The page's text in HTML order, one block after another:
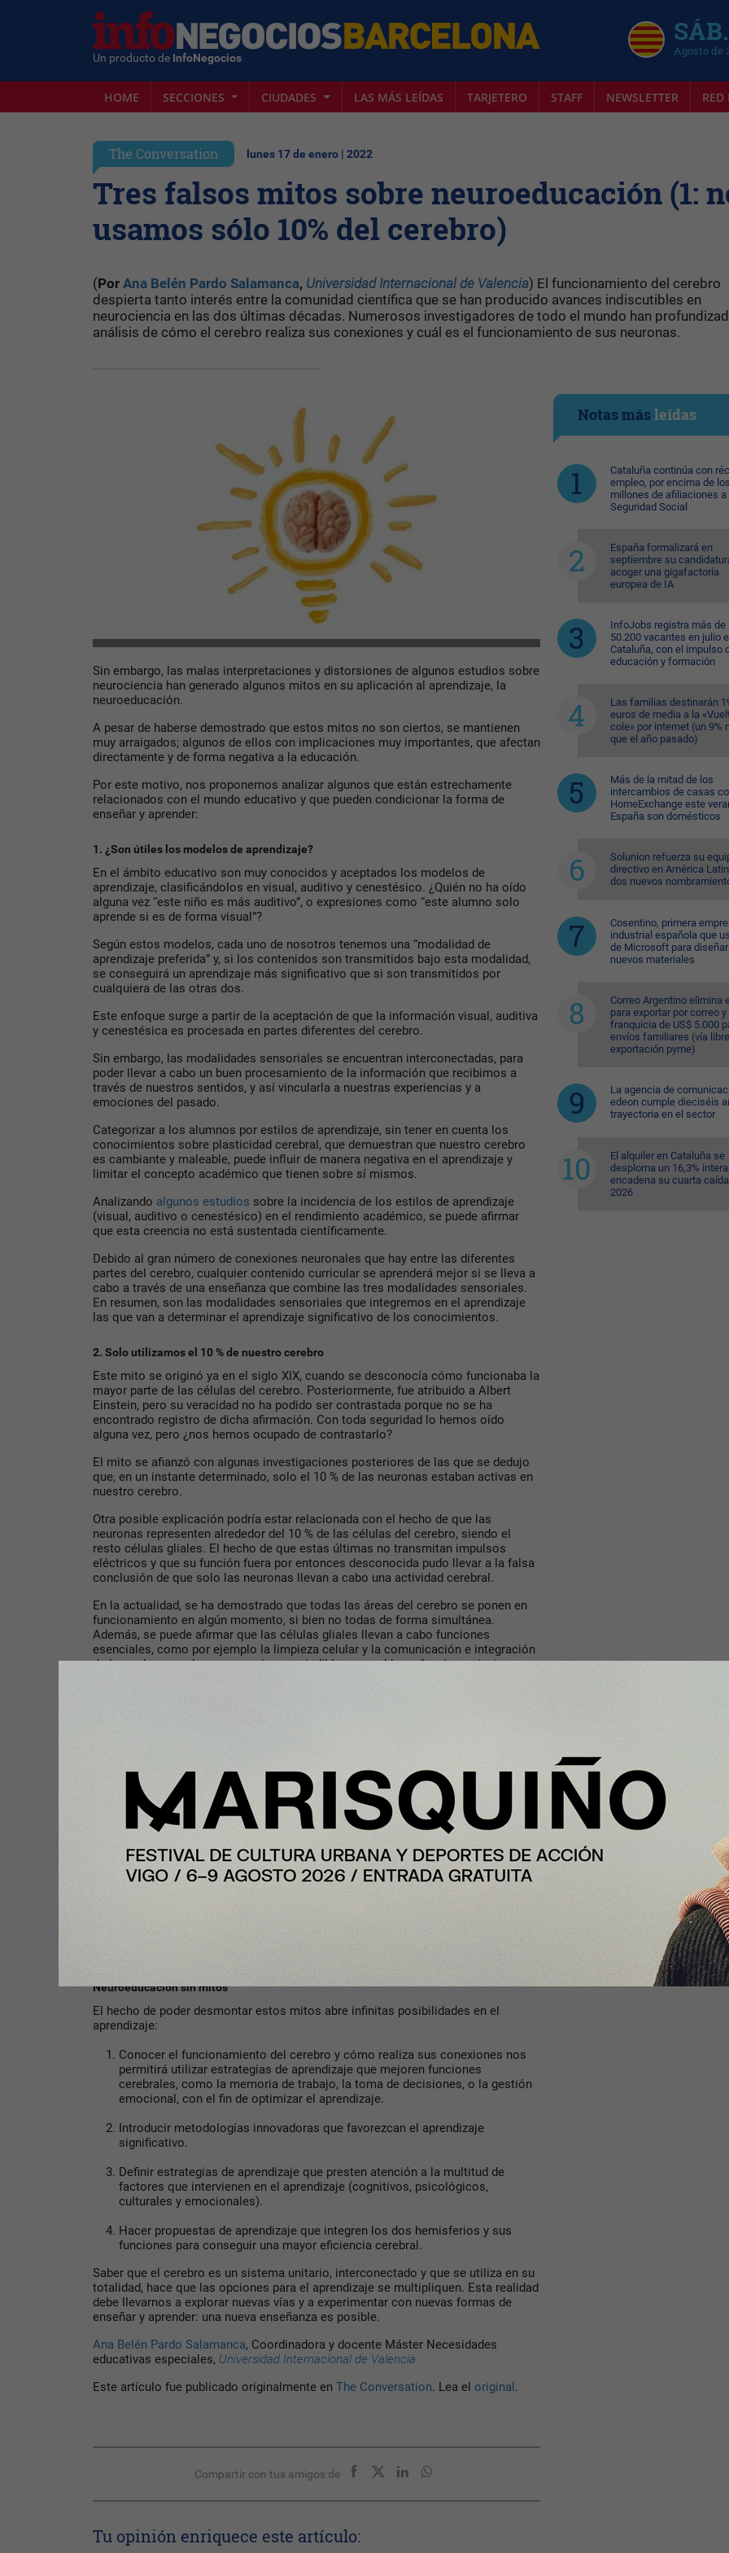
Un producto de InfoNegocios Agosto de
HOME SECCIONES CIUDADES LAS MÁS LEÍDAS TARJETERO STAFF NEWSLETTER RED
The Conversation lunes 17 de enero | 2022
Tres falsos mitos sobre neuroeducación (1:
usamos sólo 10% del cerebro)
(Por Ana Belén Pardo Salamanca, Universidad Internacional de Valencia) El funcionamiento del cerebro
despierta tanto interés entre la comunidad científica que se han producido avances indiscutibles en
neurociencia en las dos últimas décadas. Numerosos investigadores de todo el mundo han
análisis de cómo el cerebro realiza sus conexiones y cuál es el funcionamiento de sus neuronas.
Sin embargo, las malas interpretaciones y distorsiones de algunos estudios sobre
neurociencia han generado algunos mitos en su aplicación al aprendizaje, la
neuroeducación.
A pesar de haberse demostrado que estos mitos no son ciertos, se mantienen
muy arraigados; algunos de ellos con implicaciones muy importantes, que afectan
directamente y de forma negativa a la educación.
Por este motivo, nos proponemos analizar algunos que están estrechamente
relacionados con el mundo educativo y que pueden condicionar la forma de
enseñar y aprender:
1. ¿Son útiles los modelos de aprendizaje?
En el ámbito educativo son muy conocidos y aceptados los modelos de
aprendizaje, clasificándolos en visual, auditivo y cenestésico. ¿Quién no ha oído
alguna vez “este niño es más auditivo”, o expresiones como “este alumno solo
aprende si es de forma visual”?
Según estos modelos, cada uno de nosotros tenemos una “modalidad de
aprendizaje preferida” y, si los contenidos son transmitidos bajo esta modalidad,
se conseguirá un aprendizaje más significativo que si son transmitidos por
cualquiera de las otras dos.
Este enfoque surge a partir de la aceptación de que la información visual, auditiva
y cenestésica es procesada en partes diferentes del cerebro.
Sin embargo, las modalidades sensoriales se encuentran interconectadas, para
poder llevar a cabo un buen procesamiento de la información que recibimos a
través de nuestros sentidos, y así vincularla a nuestras experiencias y a
emociones del pasado.
Categorizar a los alumnos por estilos de aprendizaje, sin tener en cuenta los
conocimientos sobre plasticidad cerebral, que demuestran que nuestro cerebro
es cambiante y maleable, puede influir de manera negativa en el aprendizaje y
limitar el concepto académico que tienen sobre sí mismos.
Analizando algunos estudios sobre la incidencia de los estilos de aprendizaje
(visual, auditivo o cenestésico) en el rendimiento académico, se puede afirmar
que esta creencia no está sustentada científicamente.
Debido al gran número de conexiones neuronales que hay entre las diferentes
partes del cerebro, cualquier contenido curricular se aprenderá mejor si se lleva a
cabo a través de una enseñanza que combine las tres modalidades sensoriales.
En resumen, son las modalidades sensoriales que integremos en el aprendizaje
las que van a determinar el aprendizaje significativo de los conocimientos.
2. Solo utilizamos el 10 % de nuestro cerebro
Este mito se originó ya en el siglo XIX, cuando se desconocía cómo funcionaba la
mayor parte de las células del cerebro. Posteriormente, fue atribuido a Albert
Einstein, pero su veracidad no ha podido ser contrastada porque no se ha
encontrado registro de dicha afirmación. Con toda seguridad lo hemos oído
alguna vez, pero ¿nos hemos ocupado de contrastarlo?
El mito se afianzó con algunas investigaciones posteriores de las que se dedujo
que, en un instante determinado, solo el 10 % de las neuronas estaban activas en
nuestro cerebro.
Otra posible explicación podría estar relacionada con el hecho de que las
neuronas representen alrededor del 10 % de las células del cerebro, siendo el
resto células gliales. El hecho de que estas últimas no transmitan impulsos
eléctricos y que su función fuera por entonces desconocida pudo llevar a la falsa
conclusión de que solo las neuronas llevan a cabo una actividad cerebral.
En la actualidad, se ha demostrado que todas las áreas del cerebro se ponen en
funcionamiento en algún momento, si bien no todas de forma simultánea.
Además, se puede afirmar que las células gliales llevan a cabo funciones
esenciales, como por ejemplo la limpieza celular y la comunicación e integración
de las redes neurales, que son imprescindibles para el buen funcionamiento
3. Es recomendable guiar el aprendizaje según el hemisferio predominante
Desde un punto de vista fisiológico no existe la separación entre hemisferio
izquierdo y el derecho. La transferencia de información entre ambos es continua a
través del cuerpo calloso.
Basándonos en los
últimos estudios, los hemisferios del cerebro no trabajan de
manera separada en las tareas que implican un esfuerzo cognitivo. Ambos
trabajan de forma conjunta ya que el cerebro es un sistema altamente integrado.
Algunas tareas como el reconocimiento facial o el lenguaje se realizan de modo
predominante en el hemisferio izquierdo, pero es imprescindible que ambos
Neuroeducación sin mitos
El hecho de poder desmontar estos mitos abre infinitas posibilidades en el
aprendizaje:
Conocer el funcionamiento del cerebro y cómo realiza sus conexiones nos
permitirá utilizar estrategias de aprendizaje que mejoren funciones
cerebrales, como la memoria de trabajo, la toma de decisiones, o la gestión
emocional, con el fin de optimizar el aprendizaje.
Introducir metodologías innovadoras que favorezcan el aprendizaje
significativo.
Definir estrategias de aprendizaje que presten atención a la multitud de
factores que intervienen en el aprendizaje (cognitivos, psicológicos,
culturales y emocionales).
Hacer propuestas de aprendizaje que integren los dos hemisferios y sus
funciones para conseguir una mayor eficiencia cerebral.
Saber que el cerebro es un sistema unitario, interconectado y que se utiliza en su
totalidad, hace que las opciones para el aprendizaje se multipliquen. Esta realidad
debe llevarnos a explorar nuevas vías y a experimentar con nuevas formas de
enseñar y aprender: una nueva enseñanza es posible.
Ana Belén Pardo Salamanca, Coordinadora y docente Máster Necesidades
educativas especiales, Universidad Internacional de Valencia
Este artículo fue publicado originalmente en The Conversation. Lea el original .
Compartir con tus amigos de
Tu opinión enriquece este artículo:
Notas másleídas
Cataluña continúa con
empleo, por encima de
millones de afiliaciones a
Seguridad Social
España formalizará en
septiembre su
acoger una gigafactoría
europea de IA
InfoJobs registra más de
50.200 vacantes en julio
Cataluña, con el impulso
educación y formación
Las familias destinarán
euros de media a la
cole» por internet (un 9%
que el año pasado)
Más de la mitad de los
intercambios de casas
HomeExchange este
España son domésticos
Solunion refuerza su
directivo en América
dos nuevos
Cosentino, primera
industrial española que
de Microsoft para diseñar
nuevos materiales
Correo Argentino elimina
para exportar por correo y
franquicia de US$ 5.000
envíos familiares (vía
exportación pyme)
La agencia de
edeon cumple dieciséis
trayectoria en el sector
El alquiler en Cataluña se
desploma un 16,3%
encadena su cuarta
2026